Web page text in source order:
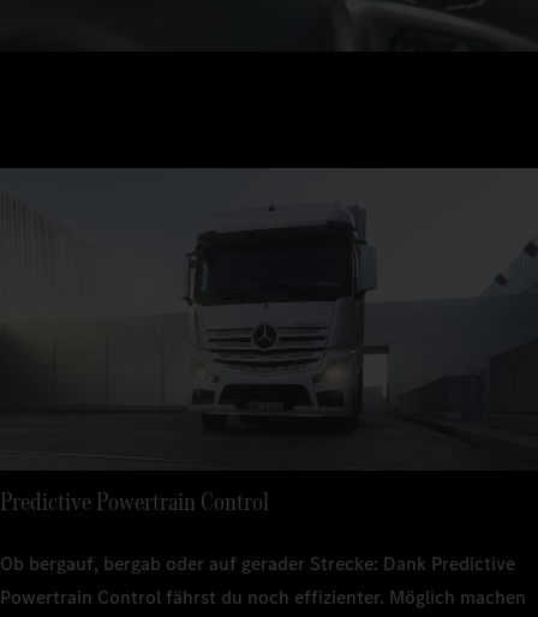
Predictive Powertrain Control
Ob bergauf, bergab oder auf gerader Strecke: Dank Predictive
Powertrain Control fährst du noch effizienter. Möglich machen